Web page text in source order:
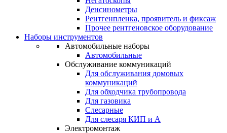
Денсинометры
Рентгенпленка, проявитель и фиксаж
Прочее рентгеновское оборудование
Наборы инструментов
Автомобильные наборы
Автомобильные
Обслуживание коммуникаций
Для обслуживания домовых
коммуникаций
Для обходчика трубопровода
Для газовика
Слесарные
Для слесаря КИП и А
Электромонтаж